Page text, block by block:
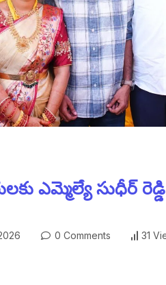
ఎమ్మెల్యే సుధీర్ రెడ్డి
0 Comments 31